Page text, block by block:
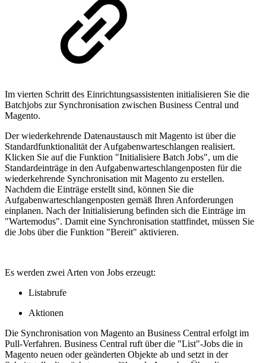
Im vierten Schritt des Einrichtungsassistenten initialisieren Sie die
Batchjobs zur Synchronisation zwischen Business Central und
Magento.
Der wiederkehrende Datenaustausch mit Magento ist über die
Standardfunktionalität der Aufgabenwarteschlangen realisiert.
Klicken Sie auf die Funktion "Initialisiere Batch Jobs", um die
Standardeinträge in den Aufgabenwarteschlangenposten für die
wiederkehrende Synchronisation mit Magento zu erstellen.
Nachdem die Einträge erstellt sind, können Sie die
Aufgabenwarteschlangenposten gemäß Ihren Anforderungen
einplanen. Nach der Initialisierung befinden sich die Einträge im
"Wartemodus". Damit eine Synchronisation stattfindet, müssen Sie
die Jobs über die Funktion "Bereit" aktivieren.
Es werden zwei Arten von Jobs erzeugt:
Listabrufe
Aktionen
Die Synchronisation von Magento an Business Central erfolgt im
Pull-Verfahren. Business Central ruft über die "List"-Jobs die in
Magento neuen oder geänderten Objekte ab und setzt in der